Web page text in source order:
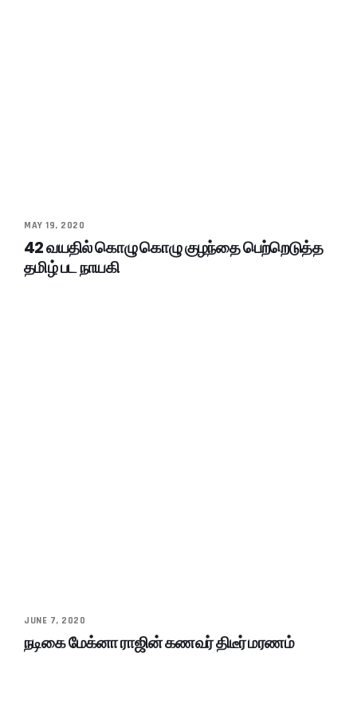
MAY 19, 2020
42 வயதில் கொழு கொழு குழந்தை பெற்றெடுத்த
தமிழ் பட நாயகி
JUNE 7, 2020
நடிகை மேக்னா ராஜின் கணவர் திடீர் மரணம்